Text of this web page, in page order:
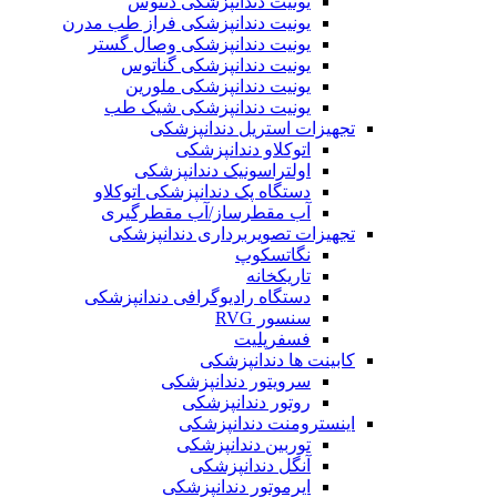
یونیت دندانپزشکی فراز طب مدرن
یونیت دندانپزشکی وصال گستر
یونیت دندانپزشکی گناتوس
یونیت دندانپزشکی ملورین
یونیت دندانپزشکی شیک طب
تجهیزات استریل دندانپزشکی
اتوکلاو دندانپزشکی
اولتراسونیک دندانپزشکی
دستگاه پک دندانپزشکی اتوکلاو
آب مقطرساز/آب مقطرگیری
تجهیزات تصویربرداری دندانپزشکی
نگاتسکوپ
تاریکخانه
دستگاه‌ رادیوگرافی دندانپزشکی
سنسور RVG
فسفرپلیت
کابینت ها دندانپزشکی
سرویتور دندانپزشکی
روتور دندانپزشکی
اینسترومنت دندانپزشکی
توربین دندانپزشکی
آنگل دندانپزشکی
ایرموتور دندانپزشکی